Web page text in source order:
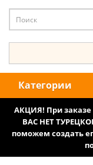
Категории
АКЦИЯ! При заказе
ВАС НЕТ
поможем создать